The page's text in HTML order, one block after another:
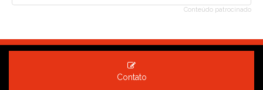
Conteúdo patrocinado
Contato